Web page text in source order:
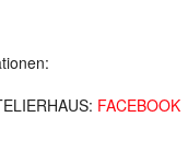
FACEBOOK